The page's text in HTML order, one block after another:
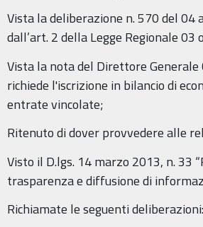
Vista la deliberazione n. 570 del
dall’art. 2 della Legge Regionale
Vista la nota del Direttore Generale
richiede l'iscrizione in bilancio di
entrate vincolate;
Ritenuto di dover provvedere alle
Visto il D.lgs. 14 marzo 2013, n. 33
trasparenza e diffusione di
Richiamate le seguenti deliberazioni: